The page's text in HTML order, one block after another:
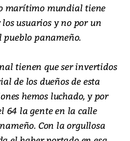
marítimo mundial tiene
usuarios y no por un
panameño.
tienen que ser invertidos
de los dueños de esta
hemos luchado, y por
64 la gente en la calle
Con la orgullosa